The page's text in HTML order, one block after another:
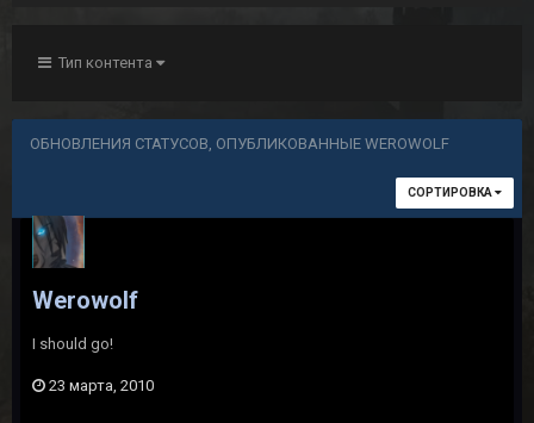
Тип контента
ОБНОВЛЕНИЯ СТАТУСОВ, ОПУБЛИКОВАННЫЕ WEROWOLF
СОРТИРОВКА
Werowolf
I should go!
23 марта, 2010